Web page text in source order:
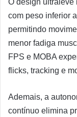
O design ultraleve
com peso inferior
permitindo
menor fadiga
FPS e MOBA
flicks, tracking e
Ademais, a
contínuo elimina